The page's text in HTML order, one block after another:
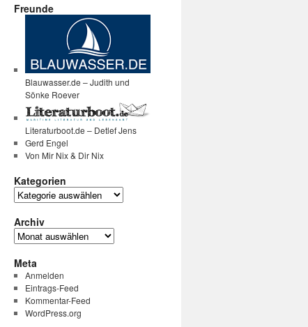
Freunde
Blauwasser.de – Judith und
Sönke Roever
Literaturboot.de – Detlef Jens
Gerd Engel
Von Mir Nix & Dir Nix
Kategorien
Kategorien
Archiv
Archiv
Meta
Anmelden
Eintrags-Feed
Kommentar-Feed
WordPress.org